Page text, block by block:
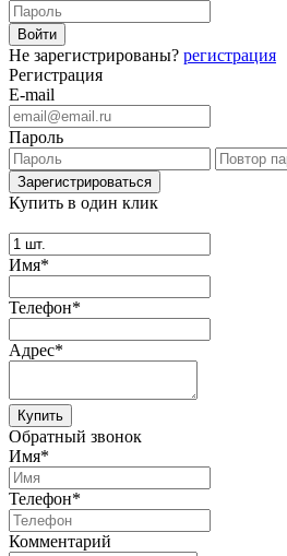
Не зарегистрированы? регистрация
Регистрация
E-mail
Пароль
Купить в один клик
Имя*
Телефон*
Адрес*
Купить
Обратный звонок
Имя*
Телефон*
Комментарий